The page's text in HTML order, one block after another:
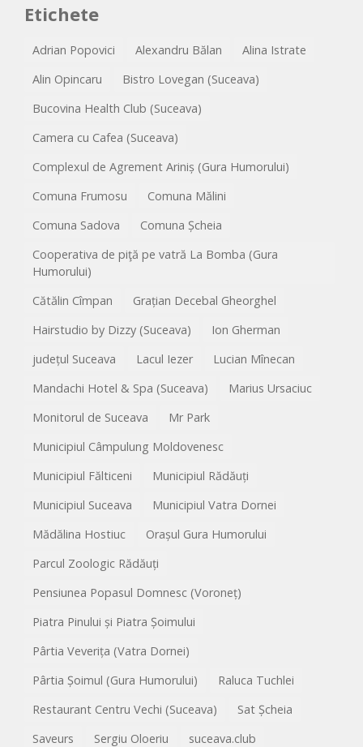
Etichete
Adrian Popovici Alexandru Bălan
Alina Istrate
Alin Opincaru
Bistro Lovegan (Suceava)
Bucovina Health Club (Suceava)
Camera cu Cafea (Suceava)
Complexul de Agrement Ariniș (Gura Humorului)
Comuna Frumosu
Comuna Mălini
Comuna Sadova
Comuna Șcheia
Cooperativa de piţă pe vatră La Bomba (Gura
Humorului)
Cătălin Cîmpan
Grațian Decebal Gheorghel
Hairstudio by Dizzy (Suceava)
Ion Gherman
județul Suceava
Lacul Iezer
Lucian Mînecan
Mandachi Hotel & Spa (Suceava)
Marius Ursaciuc
Monitorul de Suceava
Mr Park
Municipiul Câmpulung Moldovenesc
Municipiul Fălticeni
Municipiul Rădăuți
Municipiul Suceava
Municipiul Vatra Dornei
Mădălina Hostiuc
Orașul Gura Humorului
Parcul Zoologic Rădăuți
Pensiunea Popasul Domnesc (Voroneț)
Piatra Pinului și Piatra Șoimului
Pârtia Veverița (Vatra Dornei)
Pârtia Șoimul (Gura Humorului)
Raluca Tuchlei
Restaurant Centru Vechi (Suceava)
Sat Șcheia
Saveurs
Sergiu Oloeriu
suceava.club